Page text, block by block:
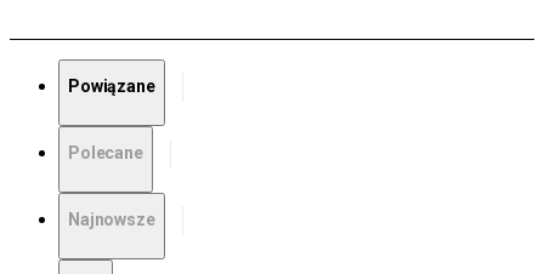
Powiązane
Polecane
Najnowsze